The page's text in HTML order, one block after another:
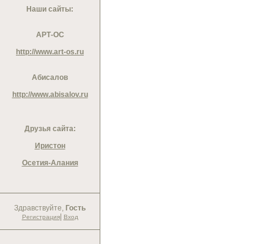
Наши сайты:
АРТ-ОС
http://www.art-os.ru
Абисалов
http://www.abisalov.ru
Друзья сайта:
Иристон
Осетия-Алания
Здравствуйте, Гость
Регистрация| Вход